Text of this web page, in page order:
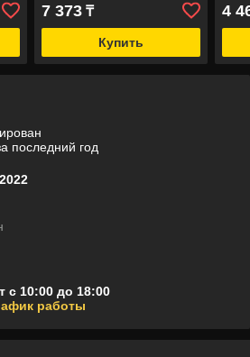
7 373₸
Купить
4
последний год
с 10:00 до 18:00
работы